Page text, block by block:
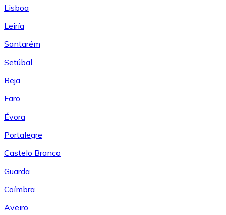
Lisboa
Leiría
Santarém
Setúbal
Beja
Faro
Évora
Portalegre
Castelo Branco
Guarda
Coímbra
Aveiro